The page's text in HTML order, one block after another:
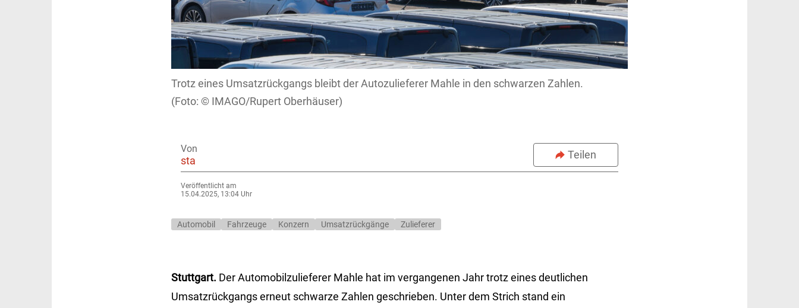
Trotz eines Umsatzrückgangs bleibt der Autozulieferer Mahle in den schwarzen Zahlen.
IMAGO/Rupert Oberhäuser)
Von
sta Teilen
Veröffentlicht am
15.04.2025, 13:04 Uhr
Automobil Fahrzeuge Konzern Umsatzrückgänge Zulieferer
Stuttgart. Der Automobilzulieferer Mahle hat im vergangenen Jahr trotz eines deutlichen
Umsatzrückgangs erneut schwarze Zahlen geschrieben. Unter dem Strich stand ein